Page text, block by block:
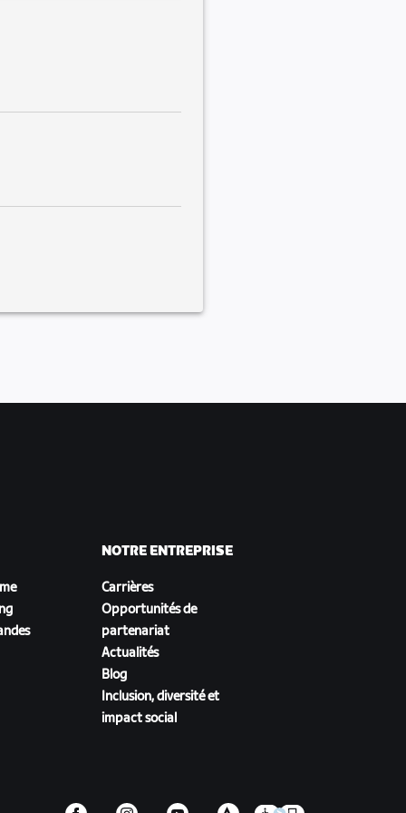
NOTRE ENTREPRISE
Carrières
Opportunités de
partenariat
Actualités
Blog
Inclusion, diversité et
impact social